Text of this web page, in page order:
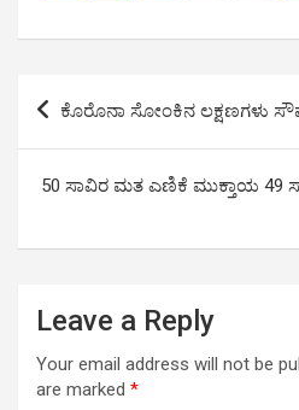
at
s
A
p
p
ce
b
o
o
k
tt
er
ail
Li
n
k
Post
ಕೊರೊನಾ ಸೋಂಕಿನ ಲಕ್ಷಣಗಳು
50 ಸಾವಿರ ಮತ ಎಣಿಕೆ ಮುಕ್ತಾಯ 49
Leave a Reply
Your email address will not be
are marked *